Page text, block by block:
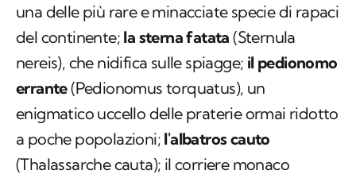
una delle più rare e minacciate specie di rapaci
del continente; la sterna fatata (Sternula
nereis), che nidifica sulle spiagge; il pedionomo
errante(Pedionomus torquatus), un
enigmatico uccello delle praterie ormai ridotto
a poche popolazioni; l'albatros cauto
(Thalassarche cauta); il corriere monaco